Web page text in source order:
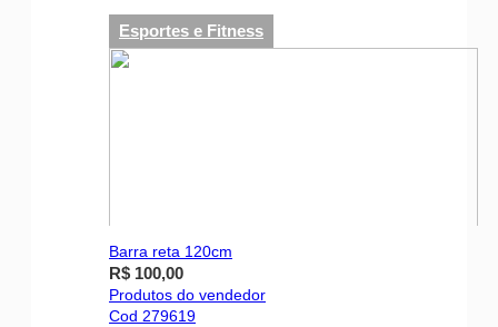
Esportes e Fitness
Barra reta 120cm
R$ 100,00
Produtos do vendedor
Cod 279619